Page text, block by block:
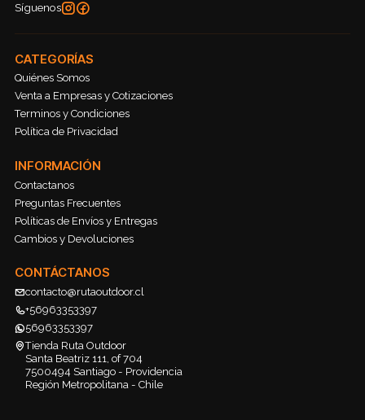
Síguenos
CATEGORÍAS
Quiénes Somos
Venta a Empresas y Cotizaciones
Terminos y Condiciones
Política de Privacidad
INFORMACIÓN
Contactanos
Preguntas Frecuentes
Políticas de Envíos y Entregas
Cambios y Devoluciones
CONTÁCTANOS
contacto@rutaoutdoor.cl
+56963353397
56963353397
Tienda Ruta Outdoor
Santa Beatriz 111, of 704
7500494 Santiago - Providencia
Región Metropolitana - Chile